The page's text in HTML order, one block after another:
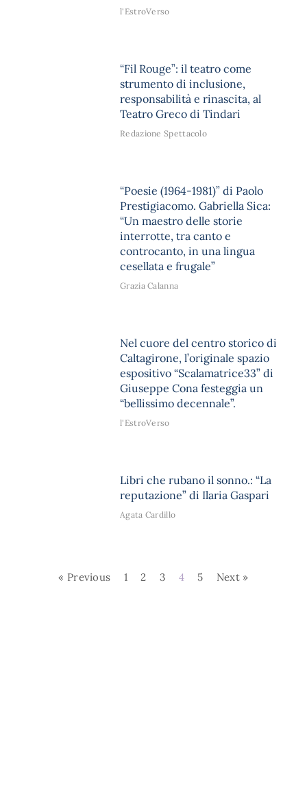
l'EstroVerso
“Fil Rouge”: il teatro come
strumento di inclusione,
responsabilità e rinascita, al
Teatro Greco di Tindari
Redazione Spettacolo
“Poesie (1964-1981)” di Paolo
Prestigiacomo. Gabriella Sica:
“Un maestro delle storie
interrotte, tra canto e
controcanto, in una lingua
cesellata e frugale”
Grazia Calanna
Nel cuore del centro storico di
Caltagirone, l’originale spazio
espositivo “Scalamatrice33” di
Giuseppe Cona festeggia un
“bellissimo decennale”.
l'EstroVerso
Libri che rubano il sonno.: “La
reputazione” di Ilaria Gaspari
Agata Cardillo
« Previous 1 2 3 4 5 Next »